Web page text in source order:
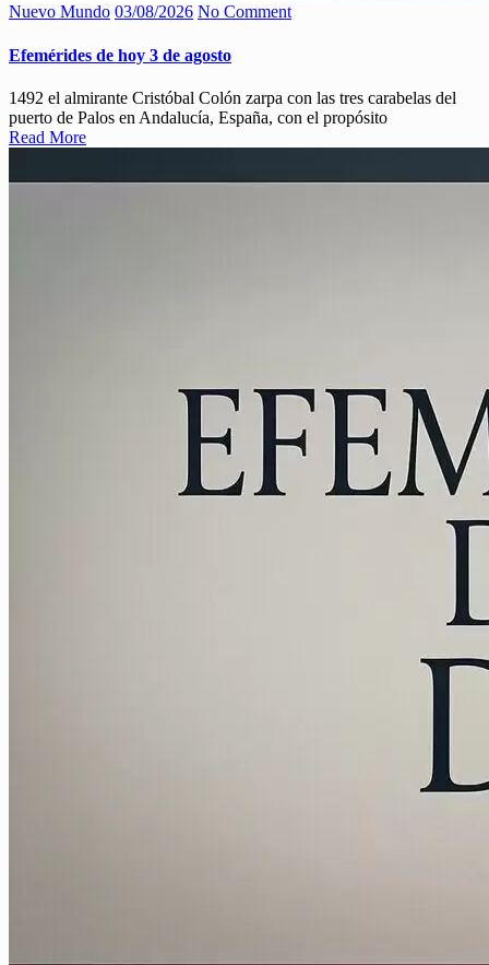
Nuevo Mundo 03/08/2026 No Comment
Efemérides de hoy 3 de agosto
1492 el almirante Cristóbal Colón zarpa con las tres carabelas del
puerto de Palos en Andalucía, España, con el propósito
Read More